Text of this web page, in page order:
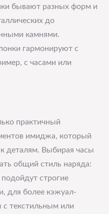
бывают разных форм и
до
камнями.
гармонируют с
с часами или
практичный
имиджа, который
деталям. Выбирая часы
общий стиль наряда:
строгие
для более кэжуал-
текстильным или